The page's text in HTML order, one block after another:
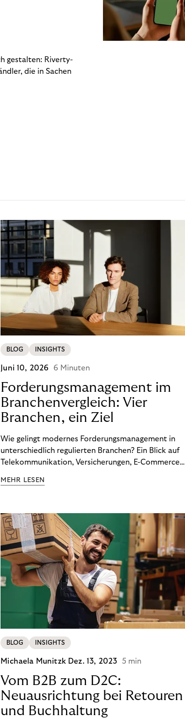
gestalten: Riverty-
die in Sachen
BLOG INSIGHTS
Juni 10, 2026 6 Minuten
Forderungsmanagement im
Branchenvergleich: Vier
Branchen, ein Ziel
Wie gelingt modernes Forderungsmanagement in
unterschiedlich regulierten Branchen? Ein Blick auf
Telekommunikation, Versicherungen, E-Commerce
wirksam reduzieren will, braucht keine
MEHR LESEN
BLOG INSIGHTS
Michaela Munitzk Dez. 13, 2023 5 min
Vom B2B zum D2C:
Neuausrichtung bei Retouren
und Buchhaltung